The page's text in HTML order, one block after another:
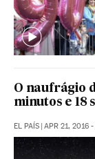
O naufrágio
minutos e 18
EL PAÍS | APR 21, 2016